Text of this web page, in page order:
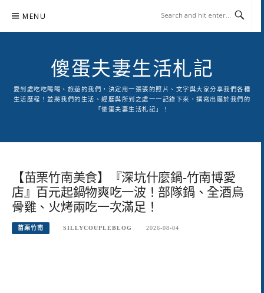
content
MENU
傻蛋夫妻生活札記
愛到處吃吃喝喝、旅遊的我們，決定用一張張的照片、文字與大家分享我們各種
生活歷程！並將我們的生活、經歷與所到之處一一記錄下來，撰寫出屬於我們的
「傻蛋夫妻生活札記」！
【苗栗竹南美食】『深坑什麼鍋-竹南博愛
店』百元起鍋物爽吃一波！部隊鍋、全酒烏
骨雞、火烤兩吃一次滿足！
苗栗竹南 SILLYCOUPLEBLOG 2026-08-04